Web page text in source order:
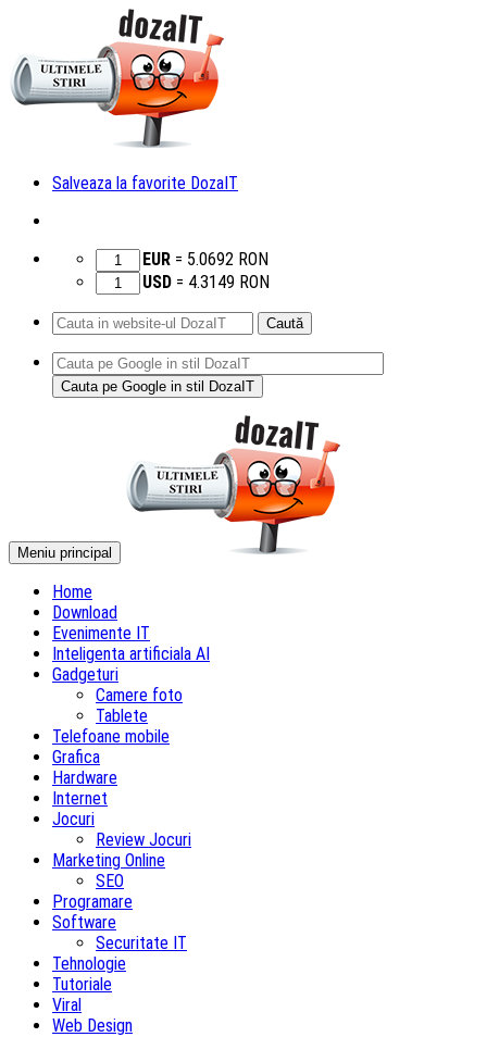
Salveaza la favorite DozaIT
EUR = 5.0692 RON
USD = 4.3149 RON
Caută
după:
Meniu principal
Home
Download
Evenimente IT
Inteligenta artificiala AI
Gadgeturi
Camere foto
Tablete
Telefoane mobile
Grafica
Hardware
Internet
Jocuri
Review Jocuri
Marketing Online
SEO
Programare
Software
Securitate IT
Tehnologie
Tutoriale
Viral
Web Design